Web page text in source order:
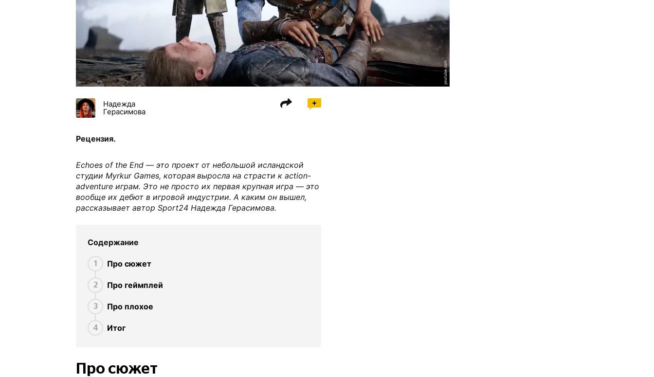
youtube.com
Надежда
Герасимова
Рецензия.
Echoes of the End — это проект от небольшой исландской
студии Myrkur Games, которая выросла на страсти к action-
adventure играм. Это не просто их первая крупная игра — это
вообще их дебют в игровой индустрии. А каким он вышел,
рассказывает автор Sport24 Надежда Герасимова.
Содержание
1 Про сюжет
2 Про геймплей
3 Про плохое
4 Итог
Про сюжет